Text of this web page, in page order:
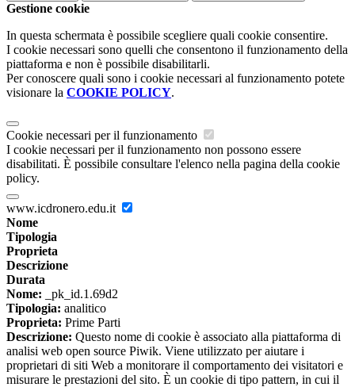
Gestione cookie
In questa schermata è possibile scegliere quali cookie consentire.
I cookie necessari sono quelli che consentono il funzionamento della
piattaforma e non è possibile disabilitarli.
Per conoscere quali sono i cookie necessari al funzionamento potete
visionare la COOKIE POLICY.
Cookie necessari per il funzionamento
I cookie necessari per il funzionamento non possono essere
disabilitati. È possibile consultare l'elenco nella pagina della cookie
policy.
www.icdronero.edu.it
Nome
Tipologia
Proprieta
Descrizione
Durata
Nome: _pk_id.1.69d2
Tipologia: analitico
Proprieta: Prime Parti
Descrizione: Questo nome di cookie è associato alla piattaforma di
analisi web open source Piwik. Viene utilizzato per aiutare i
proprietari di siti Web a monitorare il comportamento dei visitatori e
misurare le prestazioni del sito. È un cookie di tipo pattern, in cui il